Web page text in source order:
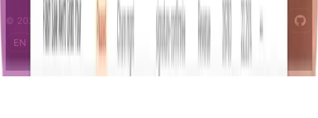
© 2026 Notifizz. All rights reserved.
EN
FR IT